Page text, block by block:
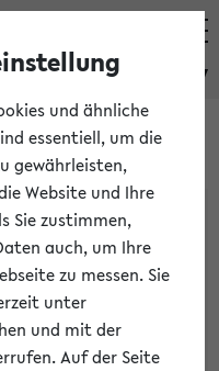
eKVV
und ähnliche
essentiell, um die
gewährleisten,
Website und Ihre
Sie zustimmen,
auch, um Ihre
zu messen. Sie
unter
und mit der
Auf der Seite